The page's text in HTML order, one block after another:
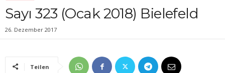
Sayı 323 (Ocak 2018) Bielefeld
26. Dezember 2017
Teilen